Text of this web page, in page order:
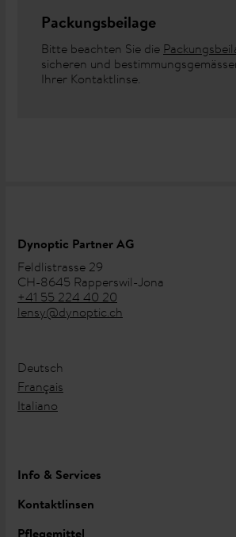
Packungsbeilage
Bitte beachten Sie die
sicheren und
Ihrer Kontaktlinse.
Dynoptic Partner AG
Feldlistrasse 29
CH-8645 Rapperswil-Jona
+41 55 224 40 20
lensy@dynoptic.ch
Deutsch
Français
Italiano
Info & Services
Kontaktlinsen